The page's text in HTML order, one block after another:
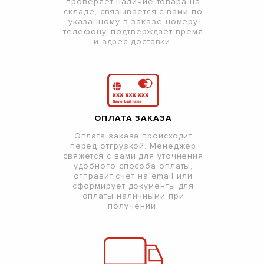
складе, связывается с вами по
указанному в заказе номеру
телефону, подтверждает время
и адрес доставки.
ОПЛАТА ЗАКАЗА
Оплата заказа происходит
перед отгрузкой. Менеджер
свяжется с вами для уточнения
удобного способа оплаты,
отправит счет на email или
сформирует документы для
оплаты наличными при
получении.